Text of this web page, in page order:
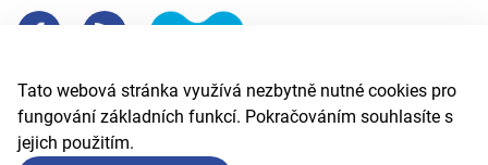
Tato webová stránka využívá nezbytně nutné cookies pro
fungování základních funkcí. Pokračováním souhlasíte s
jejich použitím.